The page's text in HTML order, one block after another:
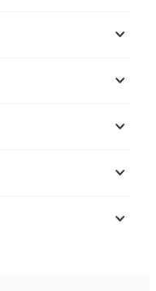
keyboard_arrow_down
keyboard_arrow_down
keyboard_arrow_down
keyboard_arrow_down
keyboard_arrow_down